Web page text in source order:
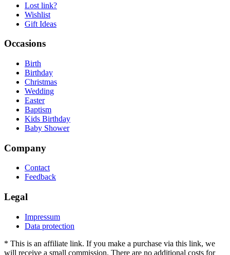
Lost link?
Wishlist
Gift Ideas
Occasions
Birth
Birthday
Christmas
Wedding
Easter
Baptism
Kids Birthday
Baby Shower
Company
Contact
Feedback
Legal
Impressum
Data protection
* This is an affiliate link. If you make a purchase via this link, we
will receive a small commission. There are no additional costs for